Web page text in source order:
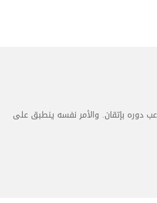
دوره بإتقان. والأمر نفسه ينطبق على